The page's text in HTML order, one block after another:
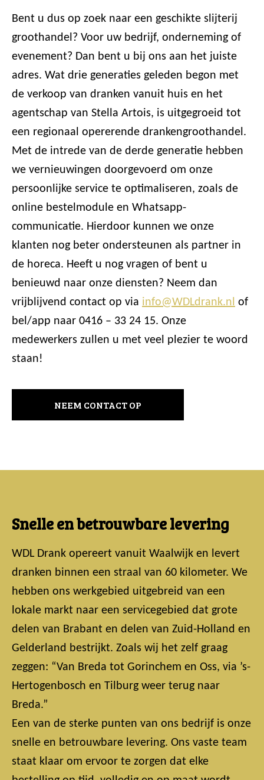
Bent u dus op zoek naar een geschikte slijterij
groothandel? Voor uw bedrijf, onderneming of
evenement? Dan bent u bij ons aan het juiste
adres. Wat drie generaties geleden begon met
de verkoop van dranken vanuit huis en het
agentschap van Stella Artois, is uitgegroeid tot
een regionaal opererende drankengroothandel.
Met de intrede van de derde generatie hebben
we vernieuwingen doorgevoerd om onze
persoonlijke service te optimaliseren, zoals de
online bestelmodule en Whatsapp-
communicatie. Hierdoor kunnen we onze
klanten nog beter ondersteunen als partner in
de horeca. Heeft u nog vragen of bent u
benieuwd naar onze diensten? Neem dan
vrijblijvend contact op via info@WDLdrank.nl of
bel/app naar 0416 – 33 24 15. Onze
medewerkers zullen u met veel plezier te woord
staan!
NEEM CONTACT OP
Snelle en betrouwbare levering
WDL Drank opereert vanuit Waalwijk en levert
dranken binnen een straal van 60 kilometer. We
hebben ons werkgebied uitgebreid van een
lokale markt naar een servicegebied dat grote
delen van Brabant en delen van Zuid-Holland en
Gelderland bestrijkt. Zoals wij het zelf graag
zeggen: “Van Breda tot Gorinchem en Oss, via ’s-
Hertogenbosch en Tilburg weer terug naar
Breda.”
Een van de sterke punten van ons bedrijf is onze
snelle en betrouwbare levering. Ons vaste team
staat klaar om ervoor te zorgen dat elke